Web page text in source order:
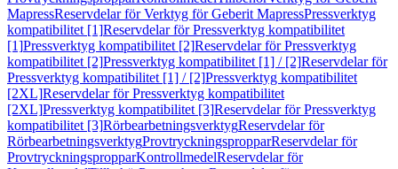
MapressReservdelar för Verktyg för Geberit MapressPressverktyg
kompatibilitet [1]Reservdelar för Pressverktyg kompatibilitet
[1]Pressverktyg kompatibilitet [2]Reservdelar för Pressverktyg
kompatibilitet [2]Pressverktyg kompatibilitet [1] / [2]Reservdelar för
Pressverktyg kompatibilitet [1] / [2]Pressverktyg kompatibilitet
[2XL]Reservdelar för Pressverktyg kompatibilitet
[2XL]Pressverktyg kompatibilitet [3]Reservdelar för Pressverktyg
kompatibilitet [3]RörbearbetningsverktygReservdelar för
RörbearbetningsverktygProvtryckningspropparReservdelar för
ProvtryckningspropparKontrollmedelReservdelar för